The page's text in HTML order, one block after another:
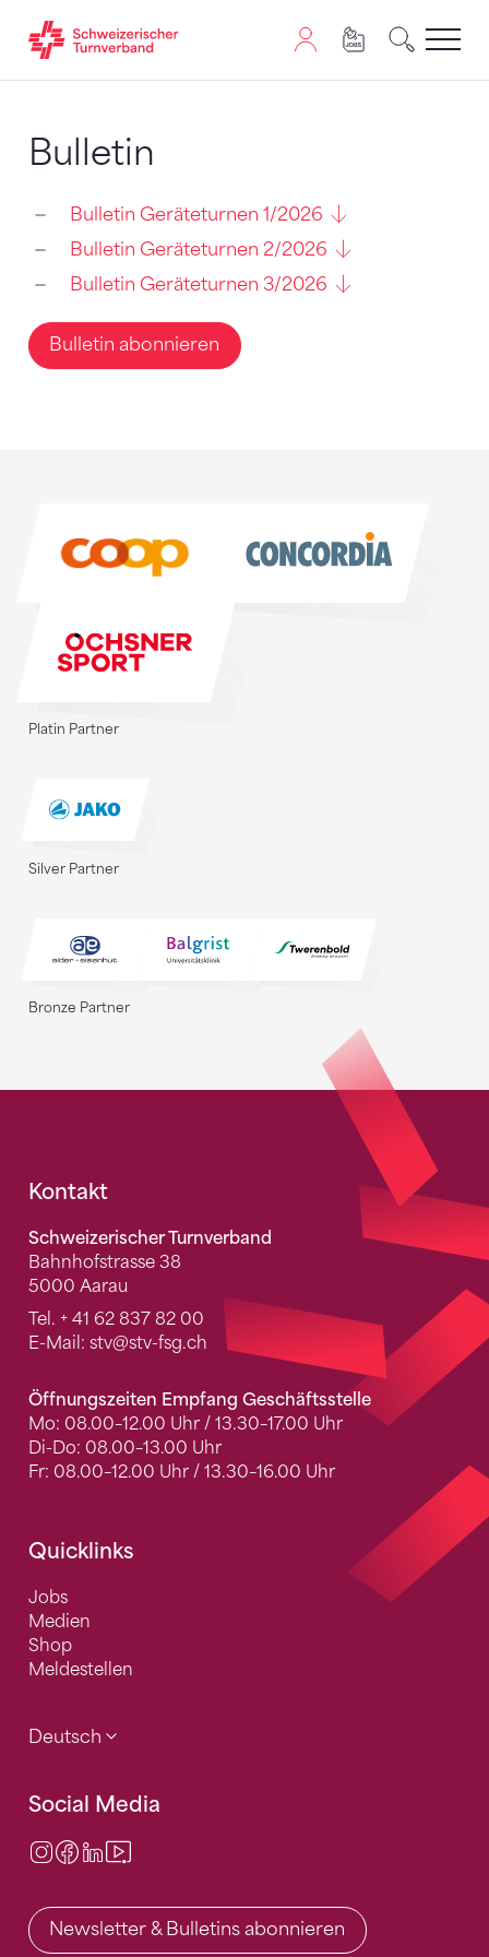
Bulletin
Bulletin Geräteturnen 1/2026
Bulletin Geräteturnen 2/2026
Bulletin Geräteturnen 3/2026
Bulletin abonnieren
Platin Partner
Silver Partner
Bronze Partner
Fusszeile
Kontakt
Schweizerischer Turnverband
Bahnhofstrasse 38
5000 Aarau
Tel. + 41 62 837 82 00
E-Mail: stv@stv-fsg.ch
Öffnungszeiten Empfang Geschäftsstelle
Mo: 08.00–12.00 Uhr / 13.30–17.00 Uhr
Di-Do: 08.00–13.00 Uhr
Fr: 08.00–12.00 Uhr / 13.30–16.00 Uhr
Quicklinks
Jobs
Medien
Shop
Meldestellen
Deutsch
Social Media
Instagram
Facebook
LinkedIn
Newsletter & Bulletins abonnieren